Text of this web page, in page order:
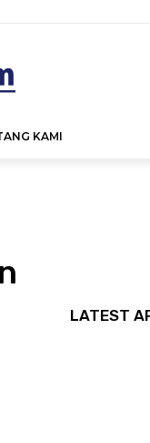
KAMI
LATEST